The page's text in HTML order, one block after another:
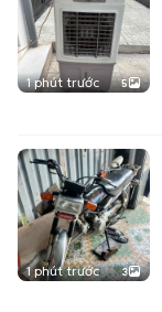
1 phút trước 5
1 phút trước 3